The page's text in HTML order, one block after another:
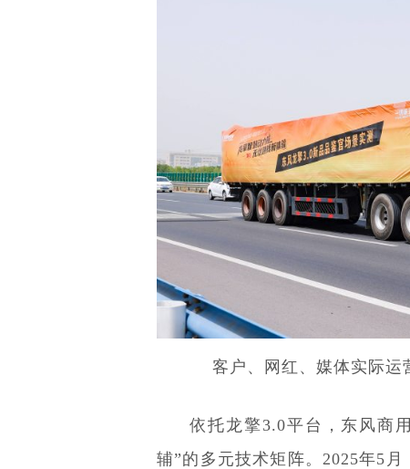
客户、网红、媒体实际
依托龙擎3.0平台，东风商
辅”的多元技术矩阵。2025年5